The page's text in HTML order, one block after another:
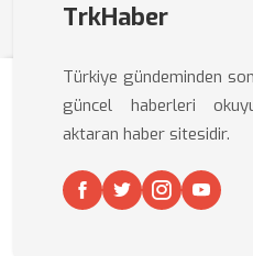
TrkHaber
Türkiye gündeminden
güncel haberleri
aktaran haber sitesidir.